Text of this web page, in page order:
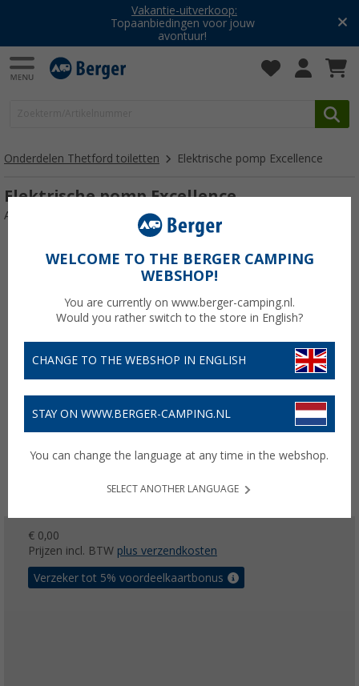
Vakantie-uitverkoop:
Topaanbiedingen voor jouw
avontuur!
Onderdelen Thetford toiletten Elektrische pomp Excellence
Elektrische pomp Excellence
Artikelnr: PumpeElektrischExcellence119413
€ 0,00
Prijzen incl. BTW plus verzendkosten
Verzeker tot 5% voordeelkaartbonus
WELCOME TO THE BERGER CAMPING
WEBSHOP!
You are currently on www.berger-camping.nl.
Would you rather switch to the store in English?
CHANGE TO THE WEBSHOP IN ENGLISH
STAY ON WWW.BERGER-CAMPING.NL
You can change the language at any time in the webshop.
SELECT ANOTHER LANGUAGE